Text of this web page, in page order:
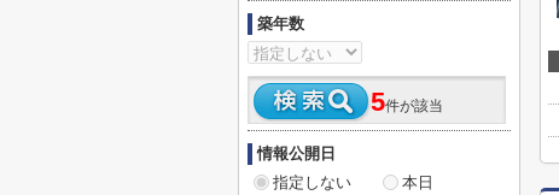
築年数
5件が該当
情報公開日
指定しない
本日